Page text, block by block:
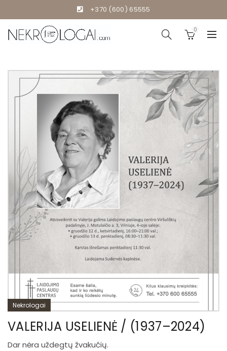
+370 (600) 65555
0
Nekrologai
VALERIJA USELIENĖ / (1937–2024)
Dar nėra uždegtų žvakučių.